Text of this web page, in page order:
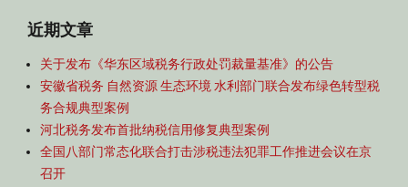
近期文章
关于发布《华东区域税务行政处罚裁量基准》的公告
安徽省税务 自然资源 生态环境 水利部门联合发布绿色转型税
务合规典型案例
河北税务发布首批纳税信用修复典型案例
全国八部门常态化联合打击涉税违法犯罪工作推进会议在京
召开